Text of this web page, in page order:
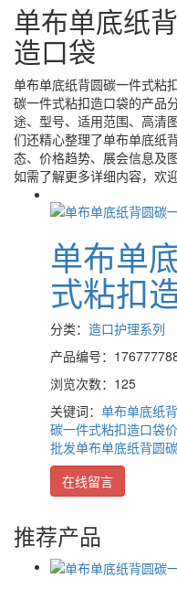
单布单底纸
造口袋
单布单底纸背圆碳一件式粘
碳一件式粘扣造口袋的产品
途、型号、适用范围、高清
们还精心整理了单布单底纸
态、价格趋势、展会信息及
如需了解更多详细内容，欢
单布单
式粘扣
分类： 造口护理系列
产品编号：
浏览次数：125
关键词： 单布单底纸
碳一件式粘扣造口袋
批发单布单底纸背圆
在线留言
推荐产品